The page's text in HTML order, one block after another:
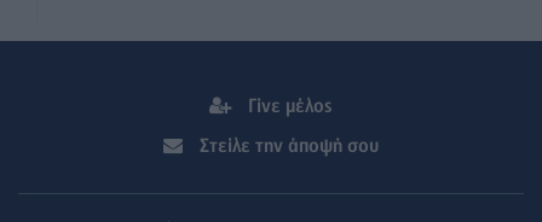
Γίνε μέλος
Στείλε την άποψή σου